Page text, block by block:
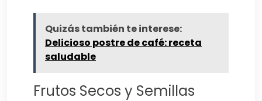
Quizás también te interese:
Delicioso postre de café: receta
saludable
Frutos Secos y Semillas